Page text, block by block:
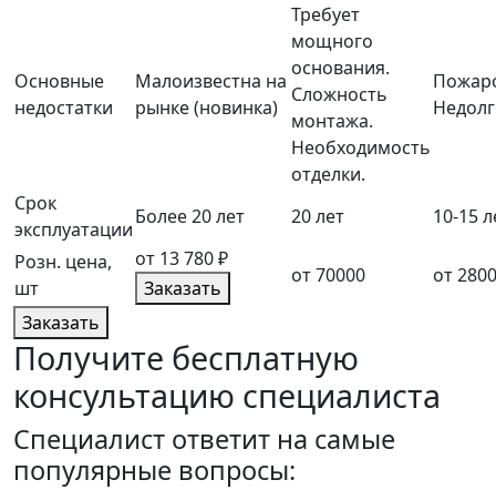
Основные
недостатки
Малоизвестна на
рынке (новинка)
Требует
мощного
основания.
Сложность
монтажа.
Необходимость
отделки.
Срок
эксплуатации
Более 20 лет 20 лет
10-15
Розн. цена,
шт
от 13 780 ₽
Заказать
от 70000
от
Заказать
Получите бесплатную
консультацию специалиста
Cпециалист ответит на самые
популярные вопросы: